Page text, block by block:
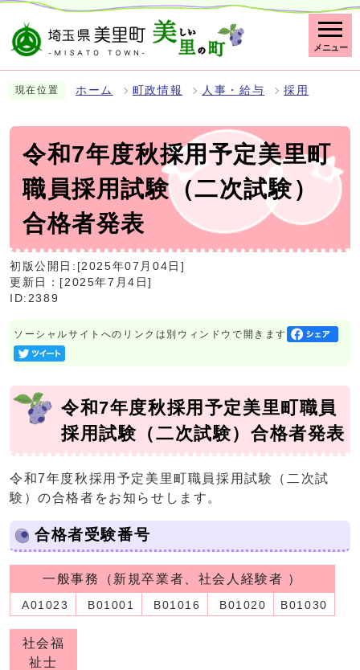
メニュー
現在位置 ホーム 町政情報 人事・給与 採用
令和7年度秋採用予定美里町
職員採用試験（二次試験）
合格者発表
初版公開日:[2025年07月04日]
更新日：[2025年7月4日]
ID:2389
ソーシャルサイトへのリンクは別ウィンドウで開きます
令和7年度秋採用予定美里町職員
採用試験（二次試験）合格者発表
令和7年度秋採用予定美里町職員採用試験（二次試
験）の合格者をお知らせします。
合格者受験番号
一般事務（新規卒業者、社会人経験者 ）
A01023 B01001 B01016 B01020 B01030
社会福
祉士